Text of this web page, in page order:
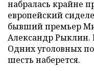
набралась крайне
европейский
бывший премьер
Александр Рыклин.
Одних уголовных
шесть наберется.